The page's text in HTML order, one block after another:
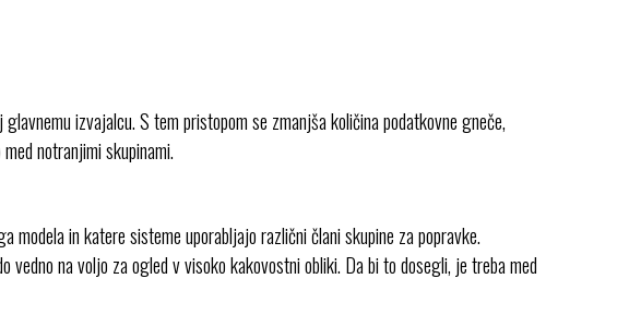
izvajalcu. S tem pristopom se zmanjša količina podatkovne gneče,
notranjimi skupinami.
in katere sisteme uporabljajo različni člani skupine za popravke.
na voljo za ogled v visoko kakovostni obliki. Da bi to dosegli, je treba med